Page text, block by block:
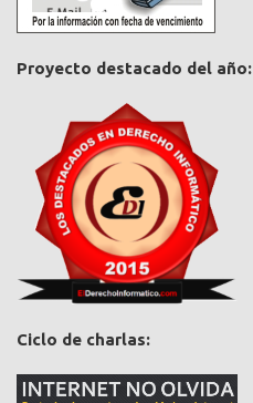
Proyecto destacado del año:
Ciclo de charlas: